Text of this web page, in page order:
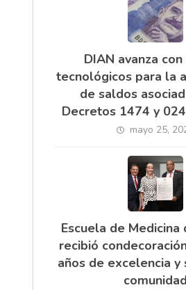
DIAN avanza
tecnológicos para la
de saldos
Decretos 1474 y
mayo 25,
Escuela de
recibió
años de excelencia y
comunidad